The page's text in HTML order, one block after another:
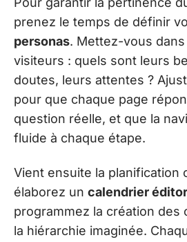
prenez le temps de définir
personas. Mettez-vous
visiteurs : quels sont leurs
doutes, leurs attentes ?
pour que chaque page
question réelle, et que la
fluide à chaque étape.
Vient ensuite la planification
élaborez un calendrier
programmez la création des
la hiérarchie imaginée.